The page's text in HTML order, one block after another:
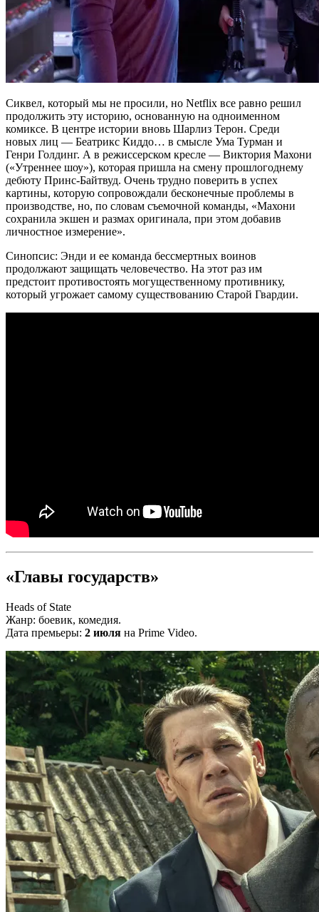
Сиквел, который мы не просили, но Netflix все равно решил
продолжить эту историю, основанную на одноименном
комиксе. В центре истории вновь Шарлиз Терон. Среди
новых лиц — Беатрикс Киддо… в смысле Ума Турман и
Генри Голдинг. А в режиссерском кресле — Виктория Махони
(«Утреннее шоу»), которая пришла на смену прошлогоднему
дебюту Принс-Байтвуд. Очень трудно поверить в успех
картины, которую сопровождали бесконечные проблемы в
производстве, но, по словам съемочной команды, «Махони
сохранила экшен и размах оригинала, при этом добавив
личностное измерение».
Синопсис: Энди и ее команда бессмертных воинов
продолжают защищать человечество. На этот раз им
предстоит противостоять могущественному противнику,
который угрожает самому существованию Старой Гвардии.
«Главы государств»
Heads of State
Жанр: боевик, комедия.
Дата премьеры: 2 июля на Prime Video.